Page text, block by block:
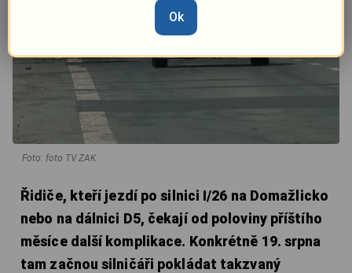
Foto: foto TV ZAK
Řidiče, kteří jezdí po silnici I/26 na Domažlicko
nebo na dálnici D5, čekají od poloviny příštího
měsíce další komplikace. Konkrétně 19. srpna
tam začnou silničáři pokládat takzvaný
Ok